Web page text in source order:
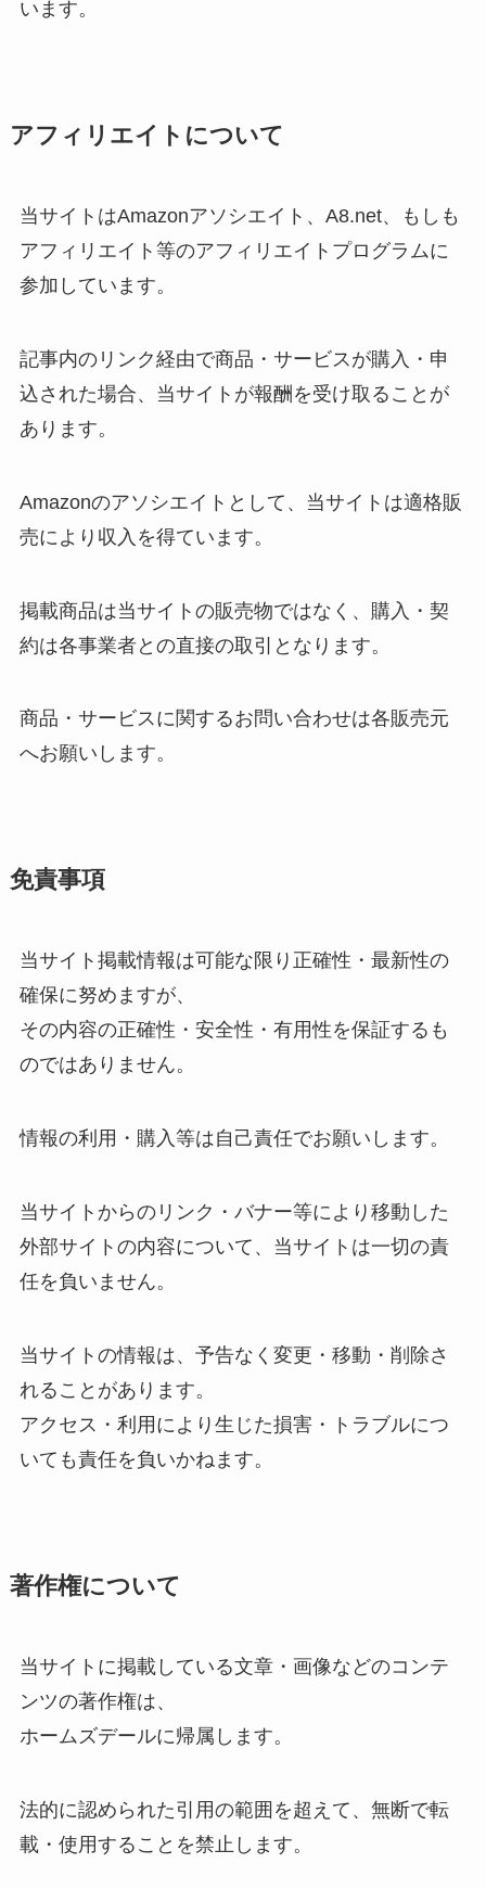
います。
アフィリエイトについて
当サイトはAmazonアソシエイト、A8.net、もしも
アフィリエイト等のアフィリエイトプログラムに
参加しています。
記事内のリンク経由で商品・サービスが購入・申
込された場合、当サイトが報酬を受け取ることが
あります。
Amazonのアソシエイトとして、当サイトは適格販
売により収入を得ています。
掲載商品は当サイトの販売物ではなく、購入・契
約は各事業者との直接の取引となります。
商品・サービスに関するお問い合わせは各販売元
へお願いします。
免責事項
当サイト掲載情報は可能な限り正確性・最新性の
確保に努めますが、
その内容の正確性・安全性・有用性を保証するも
のではありません。
情報の利用・購入等は自己責任でお願いします。
当サイトからのリンク・バナー等により移動した
外部サイトの内容について、当サイトは一切の責
任を負いません。
当サイトの情報は、予告なく変更・移動・削除さ
れることがあります。
アクセス・利用により生じた損害・トラブルにつ
いても責任を負いかねます。
著作権について
当サイトに掲載している文章・画像などのコンテ
ンツの著作権は、
ホームズデールに帰属します。
法的に認められた引用の範囲を超えて、無断で転
載・使用することを禁止します。